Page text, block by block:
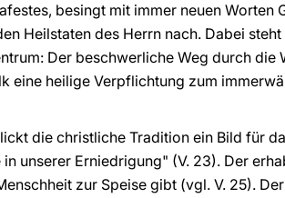
besingt mit immer neuen Worten
Heilstaten des Herrn nach. Dabei
Der beschwerliche Weg durch
eine heilige Verpflichtung zum
die christliche Tradition ein Bild für
unserer Erniedrigung" (V. 23). Der
zur Speise gibt (vgl. V. 25).